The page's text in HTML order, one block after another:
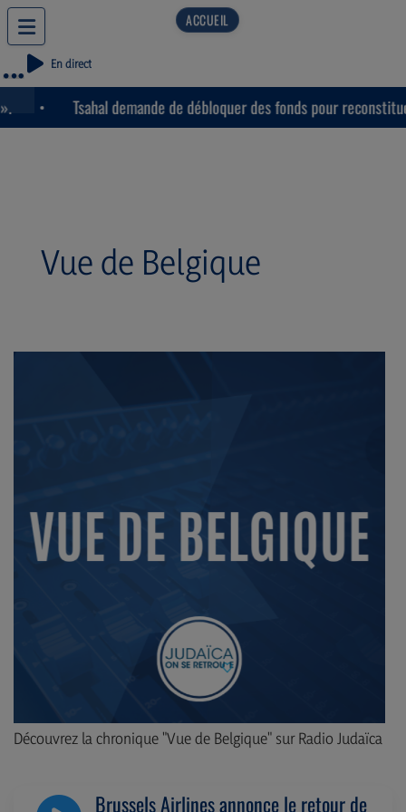
En direct
Tsahal demande de débloquer des fonds pour
Vue de Belgique
Découvrez la chronique "Vue de Belgique" sur Radio Judaïca
Brussels Airlines annonce le retour de